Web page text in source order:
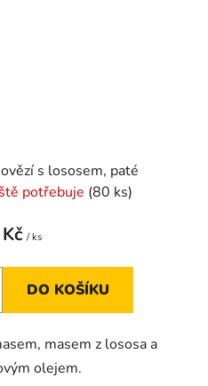
s lososem, paté
potřebuje (80 ks)
/ ks
DO KOŠÍKU
masem z lososa a
olejem.